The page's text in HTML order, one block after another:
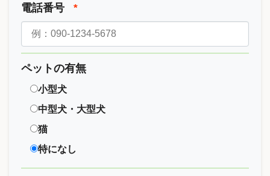
電話番号 *
ペットの有無
小型犬
中型犬・大型犬
猫
特になし